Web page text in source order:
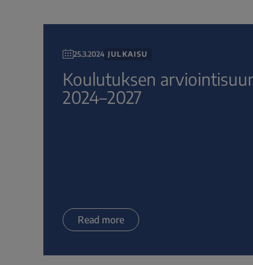
25.3.2024 JULKAISU
Koulutuksen
2024–2027
Read more